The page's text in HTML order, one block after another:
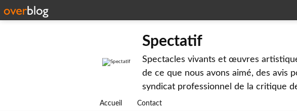
Spectatif
Spectacles vivants et œuvres
de ce que nous avons aimé, des avis
syndicat professionnel de la critique
Accueil Contact